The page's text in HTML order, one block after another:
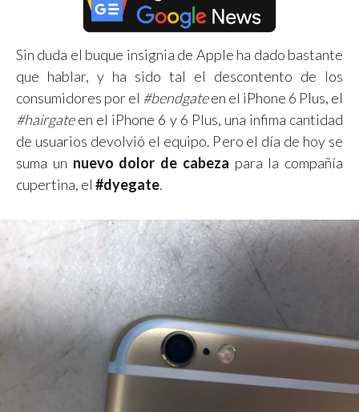
Sin duda el buque insignia de Apple ha dado bastante
que hablar, y ha sido tal el descontento de los
consumidores por el #bendgateen el iPhone 6 Plus, el
#hairgateen el iPhone 6 y 6 Plus, una infima cantidad
de usuarios devolvió el equipo. Pero el día de hoy se
suma un nuevo dolor de cabeza para la compañía
cupertina, el #dyegate.